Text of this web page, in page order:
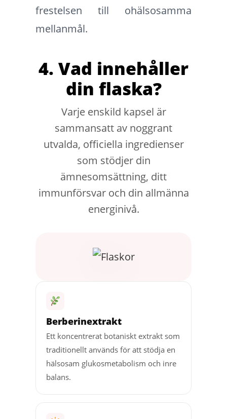
frestelsen till ohälsosamma
mellanmål.
4. Vad innehåller
din flaska?
Varje enskild kapsel är
sammansatt av noggrant
utvalda, officiella ingredienser
som stödjer din
ämnesomsättning, ditt
immunförsvar och din allmänna
energinivå.
Berberinextrakt
Ett koncentrerat botaniskt extrakt som
traditionellt används för att stödja en
hälsosam glukosmetabolism och inre
balans.